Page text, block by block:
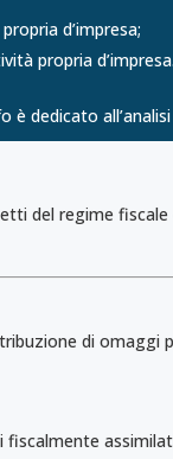
d’impresa;
propria d’impresa.
dedicato
del regime
di omaggi